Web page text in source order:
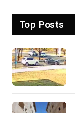
Top Posts